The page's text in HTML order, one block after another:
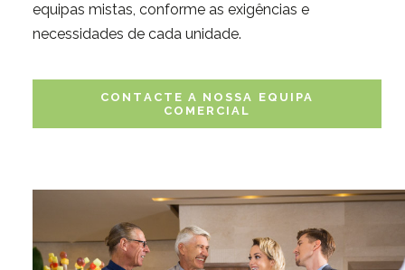
equipas mistas, conforme as exigências e
necessidades de cada unidade.
CONTACTE A NOSSA EQUIPA
COMERCIAL